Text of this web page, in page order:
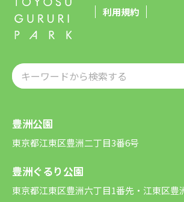
利用規約
豊洲公園
東京都江東区豊洲二丁目3番6号
豊洲ぐるり公園
東京都江東区豊洲六丁目1番先・江東区豊